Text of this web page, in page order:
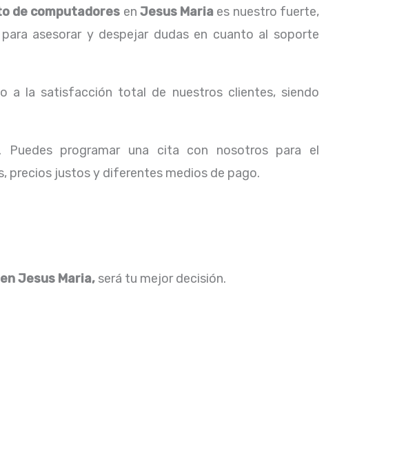
de computadores en Jesus Maria es nuestro fuerte,
asesorar y despejar dudas en cuanto al soporte
a la satisfacción total de nuestros clientes, siendo
programar una cita con nosotros para el
precios justos y diferentes medios de pago.
Jesus Maria, será tu mejor decisión.